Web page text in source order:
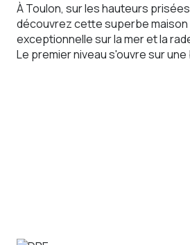
À Toulon, sur les hauteurs
découvrez cette superbe maison
exceptionnelle sur la mer et la
Le premier niveau s'ouvre sur
sur la mer, un espace home
terrasse tropézienne, parfaites
Édifiée sur une parcelle arborée
À seulement cinq minutes en